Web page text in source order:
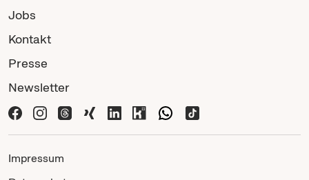
Jobs
Kontakt
Presse
Newsletter
Impressum